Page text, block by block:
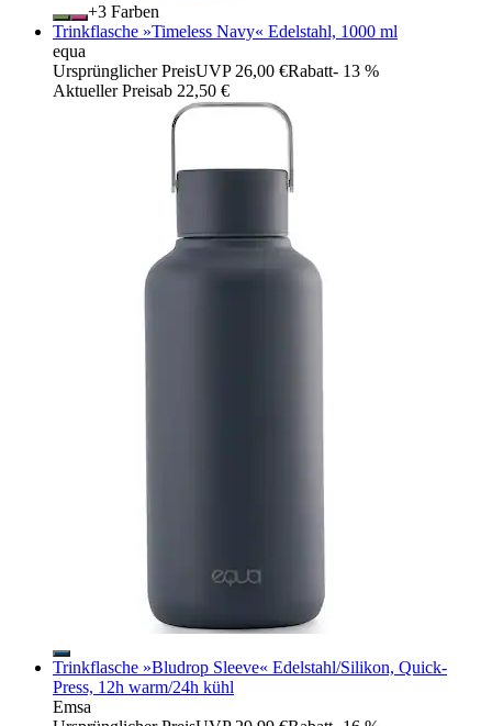
+
Farben
Trinkflasche »Timeless Navy« Edelstahl, 1000 ml
equa
Ursprünglicher PreisUVP 26,00 €Rabatt- 13 %
Aktueller Preisab 22,50 €
Trinkflasche »Bludrop Sleeve« Edelstahl/Silikon, Quick-
Press, 12h warm/24h kühl
Emsa